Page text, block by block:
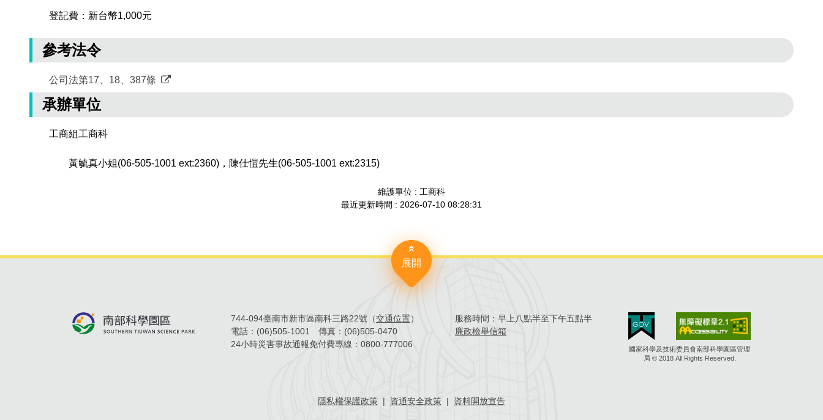
登記費：新台幣1,000元
參考法令
公司法第17、18、387條
承辦單位
工商組工商科
黃毓真小姐(06-505-1001 ext:2360)，陳仕愷先生(06-505-1001 ext:2315)
維護單位 : 工商科
最近更新時間 : 2026-07-10 08:28:31
展開
744-094臺南市新市區南科三路22號（交通位置）
電話： (06)505-1001 傳真： (06)505-0470
24小時災害事故通報免付費專線： 0800-777006
服務時間：早上八點半至下午五點半
廉政檢舉信箱
國家科學及技術委員會南部科學園區管理
局 © 2018 All Rights Reserved.
隱私權保護政策 | 資通安全政策 | 資料開放宣告